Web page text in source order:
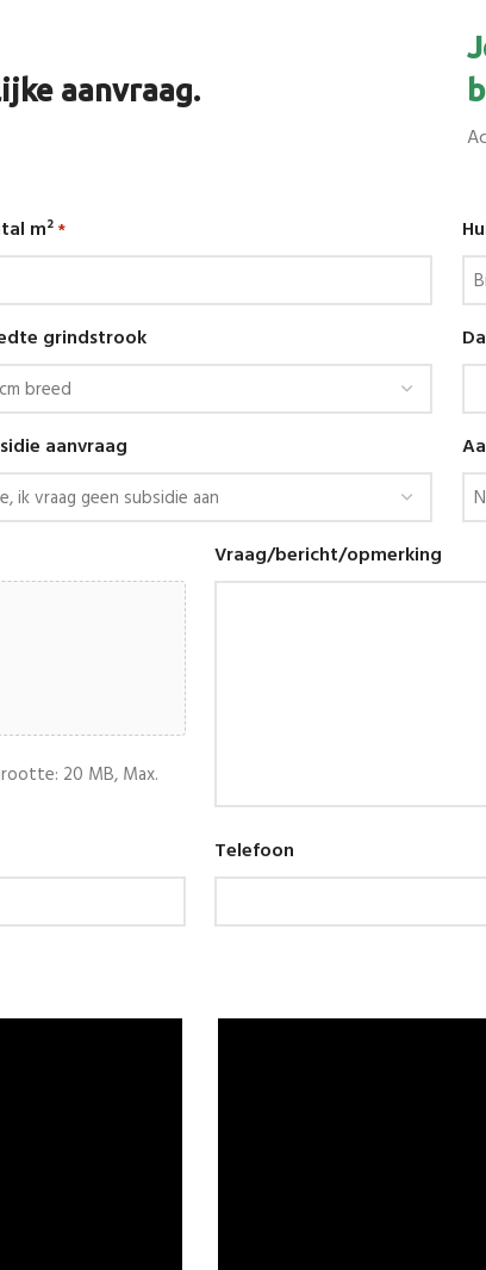
aanvraag.
m²*
grindstrook
aanvraag
20 MB, Max.
Vraag/bericht/opmerking
Telefoon